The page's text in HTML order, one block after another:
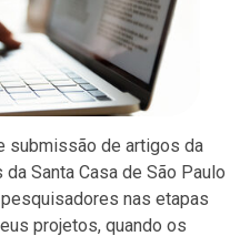
submissão de artigos da
Santa Casa de São Paulo
nas etapas
projetos, quando os